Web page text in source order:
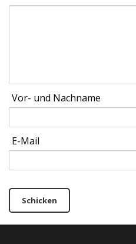
Vor- und Nachname
E-Mail
Schicken